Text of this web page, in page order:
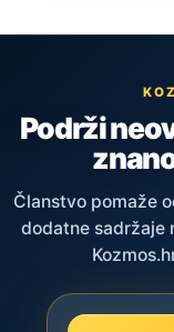
Podrži
Članstvo pomaže
dodatne sadržaje